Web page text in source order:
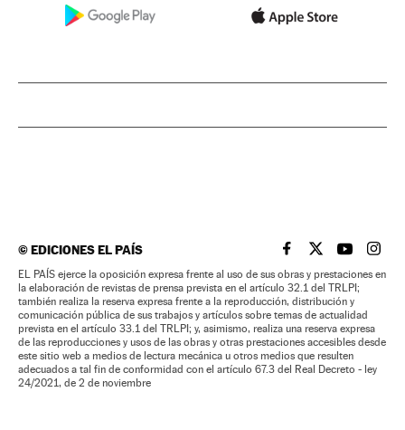
©EDICIONES EL PAÍS EL PAÍS BRASIL EN
EL PAÍSEL PAÍS
EL
EL PAÍS ejerce la oposición expresa frente al uso de sus obras y prestaciones en
la elaboración de revistas de prensa prevista en el artículo 32.1 del TRLPI;
también realiza la reserva expresa frente a la reproducción, distribución y
comunicación pública de sus trabajos y artículos sobre temas de actualidad
prevista en el artículo 33.1 del TRLPI; y, asimismo, realiza una reserva expresa
de las reproducciones y usos de las obras y otras prestaciones accesibles desde
este sitio web a medios de lectura mecánica u otros medios que resulten
adecuados a tal fin de conformidad con el artículo 67.3 del Real Decreto - ley
24/2021, de 2 de noviembre